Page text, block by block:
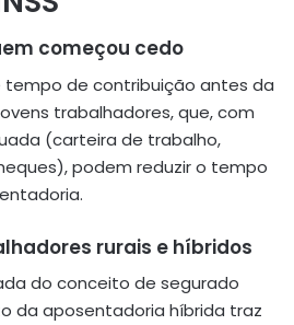
começou cedo
de contribuição antes da
trabalhadores, que, com
(carteira de trabalho,
podem reduzir o tempo
rurais e híbridos
do conceito de segurado
da aposentadoria híbrida traz